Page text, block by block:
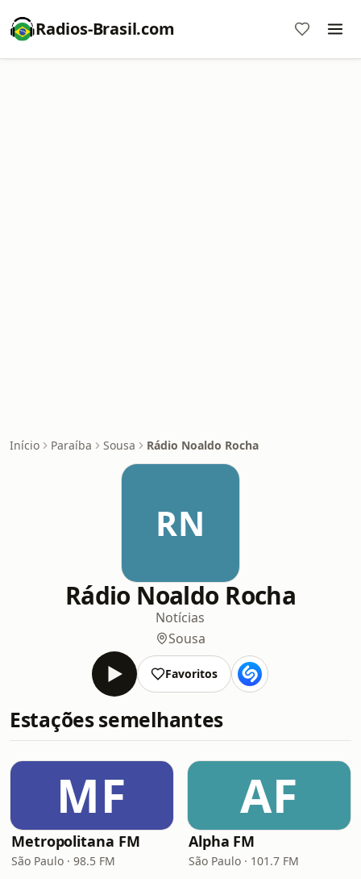
Radios-Brasil.com
Início Paraíba Sousa Rádio Noaldo Rocha
RN
Rádio Noaldo Rocha
Notícias
Sousa
Favoritos
Estações semelhantes
MF
Metropolitana FM
São Paulo · 98.5 FM
AF
Alpha FM
São Paulo · 101.7 FM